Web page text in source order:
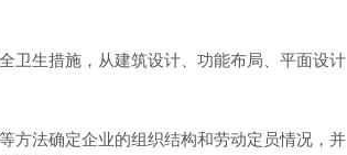
卫生措施，从建筑设计、功能布局、平面设计
方法确定企业的组织结构和劳动定员情况，并